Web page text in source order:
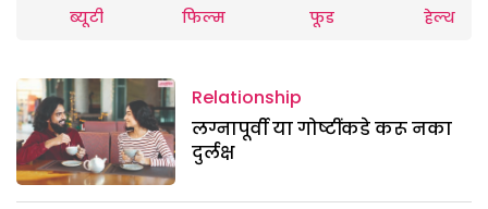
ब्यूटी फिल्म फूड हेल्थ
Relationship
लग्नापूर्वी या गोष्टींकडे करू नका
दुर्लक्ष